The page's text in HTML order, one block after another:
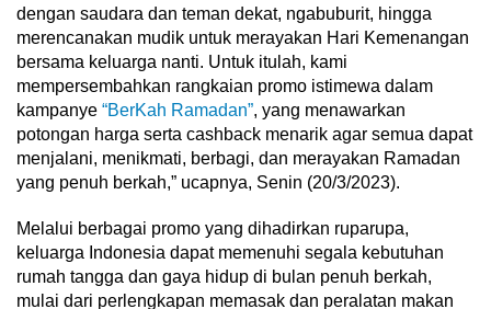
dengan saudara dan teman dekat, ngabuburit, hingga
merencanakan mudik untuk merayakan Hari Kemenangan
bersama keluarga nanti. Untuk itulah, kami
mempersembahkan rangkaian promo istimewa dalam
kampanye “BerKah Ramadan”, yang menawarkan
potongan harga serta cashback menarik agar semua dapat
menjalani, menikmati, berbagi, dan merayakan Ramadan
yang penuh berkah,” ucapnya, Senin (20/3/2023).
Melalui berbagai promo yang dihadirkan ruparupa,
keluarga Indonesia dapat memenuhi segala kebutuhan
rumah tangga dan gaya hidup di bulan penuh berkah,
mulai dari perlengkapan memasak dan peralatan makan